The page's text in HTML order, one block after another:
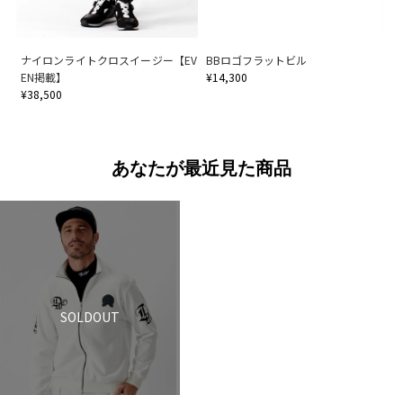
ナイロンライトクロスイージー【EV
EN掲載】
¥38,500
BBロゴフラットビル
¥14,300
あなたが最近見た商品
SOLDOUT